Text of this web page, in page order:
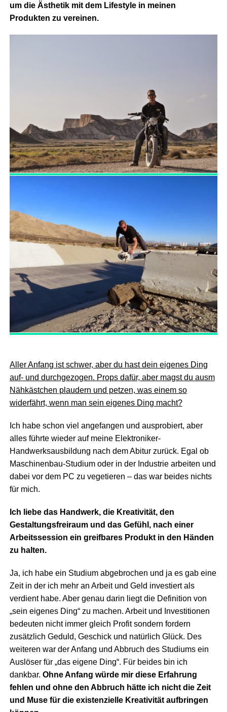
um die Ästhetik mit dem Lifestyle in meinen
Produkten zu vereinen.
Aller Anfang ist schwer, aber du hast dein eigenes Ding
auf- und durchgezogen. Props dafür, aber magst du ausm
Nähkästchen plaudern und petzen, was einem so
widerfährt, wenn man sein eigenes Ding macht?
Ich habe schon viel angefangen und ausprobiert, aber
alles führte wieder auf meine Elektroniker-
Handwerksausbildung nach dem Abitur zurück. Egal ob
Maschinenbau-Studium oder in der Industrie arbeiten und
dabei vor dem PC zu vegetieren – das war beides nichts
für mich.
Ich liebe das Handwerk, die Kreativität, den
Gestaltungsfreiraum und das Gefühl, nach einer
Arbeitssession ein greifbares Produkt in den Händen
zu halten.
Ja, ich habe ein Studium abgebrochen und ja es gab eine
Zeit in der ich mehr an Arbeit und Geld investiert als
verdient habe. Aber genau darin liegt die Definition von
„sein eigenes Ding“ zu machen. Arbeit und Investitionen
bedeuten nicht immer gleich Profit sondern fordern
zusätzlich Geduld, Geschick und natürlich Glück. Des
weiteren war der Anfang und Abbruch des Studiums ein
Auslöser für „das eigene Ding“. Für beides bin ich
dankbar. Ohne Anfang würde mir diese Erfahrung
fehlen und ohne den Abbruch hätte ich nicht die Zeit
und Muse für die existenzielle Kreativität aufbringen